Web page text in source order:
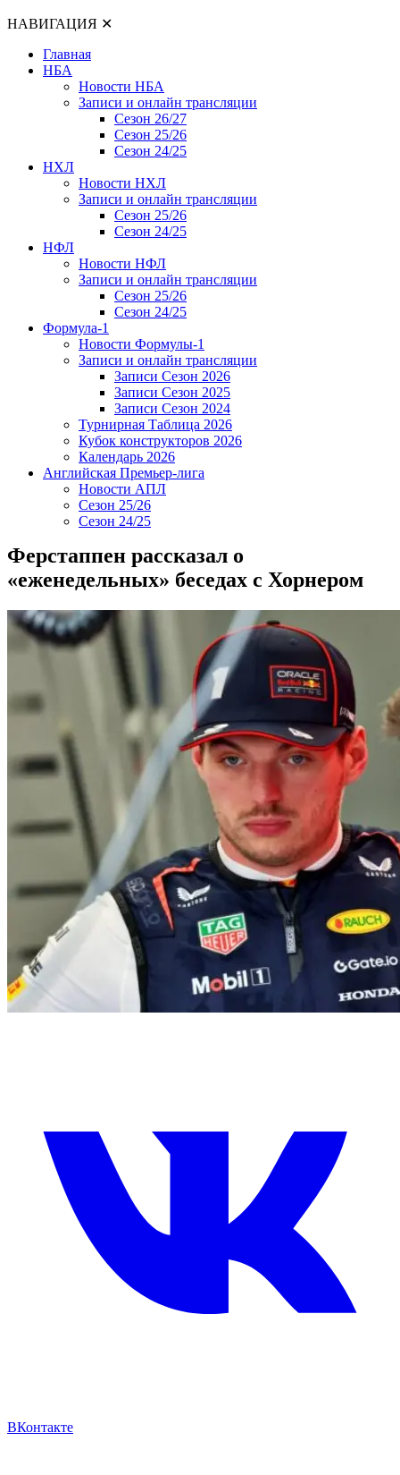
НАВИГАЦИЯ ✕
Главная
НБА
Новости НБА
Записи и онлайн трансляции
Сезон 26/27
Сезон 25/26
Сезон 24/25
НХЛ
Новости НХЛ
Записи и онлайн трансляции
Сезон 25/26
Сезон 24/25
НФЛ
Новости НФЛ
Записи и онлайн трансляции
Сезон 25/26
Сезон 24/25
Формула-1
Новости Формулы-1
Записи и онлайн трансляции
Записи Сезон 2026
Записи Сезон 2025
Записи Сезон 2024
Турнирная Таблица 2026
Кубок конструкторов 2026
Календарь 2026
Английская Премьер-лига
Новости АПЛ
Сезон 25/26
Сезон 24/25
Ферстаппен рассказал о
«еженедельных» беседах с Хорнером
ВКонтакте